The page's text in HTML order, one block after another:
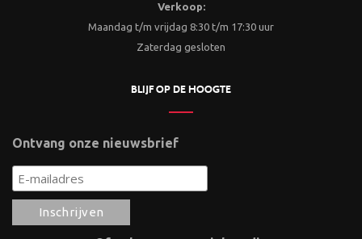
Verkoop:
Maandag t/m vrijdag 8:30 t/m 17:30 uur
Zaterdag gesloten
BLIJF OP DE HOOGTE
Ontvang onze nieuwsbrief